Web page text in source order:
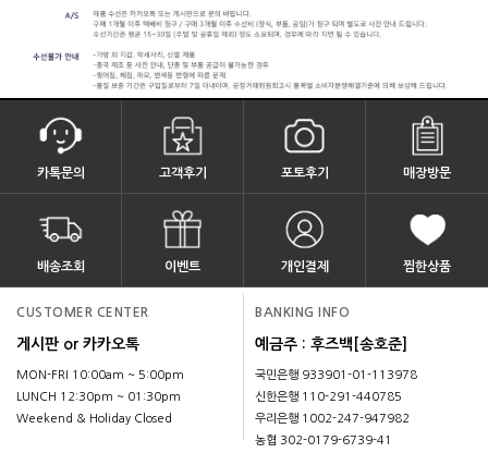
카톡문의 고객후기 포토후기 매장방문
배송조회 이벤트 개인결제 찜한상품
CUSTOMER CENTER
게시판 or 카카오톡
MON-FRI 10:00am ~ 5:00pm
LUNCH 12:30pm ~ 01:30pm
Weekend & Holiday Closed
BANKING INFO
예금주 : 후즈백[송호준]
국민은행 933901-01-113978
신한은행 110-291-440785
우리은행 1002-247-947982
농협 302-0179-6739-41